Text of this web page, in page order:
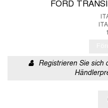
FORD
Registrieren Sie sich